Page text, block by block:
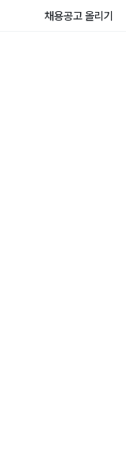
채용공고 올리기